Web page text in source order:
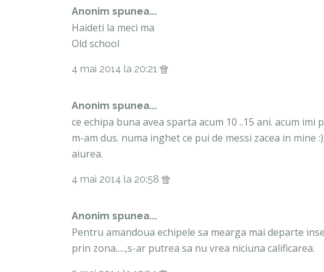
Anonim spunea...
Haideti la meci ma
Old school
4 mai 2014 la 20:21
Anonim spunea...
ce echipa buna avea sparta acum 10 ..15 ani. acum
m-am dus. numa inghet ce pui de messi zacea in
aiurea.
4 mai 2014 la 20:58
Anonim spunea...
Pentru amandoua echipele sa mearga mai departe
prin zona.....,s-ar putrea sa nu vrea niciuna calificarea.